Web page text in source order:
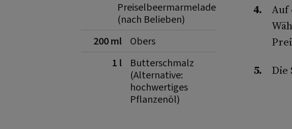
Preiselbeermarmelade
(nach Belieben)
200 ml
Obers
1 l
Butterschmalz
(Alternative:
hochwertiges
Pflanzenöl)
Auf
Die